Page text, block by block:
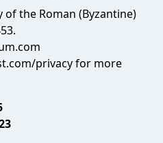
the Roman (Byzantine)
privacyfor more